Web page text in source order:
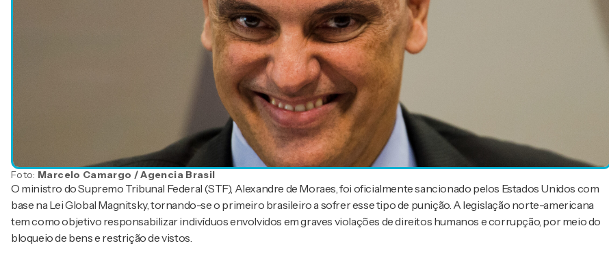
Foto: Marcelo Camargo / Agencia Brasil
O ministro do Supremo Tribunal Federal (STF), Alexandre de Moraes, foi oficialmente sancionado pelos Estados Unidos com
base na Lei Global Magnitsky, tornando-se o primeiro brasileiro a sofrer esse tipo de punição. A legislação norte-americana
tem como objetivo responsabilizar indivíduos envolvidos em graves violações de direitos humanos e corrupção, por meio do
bloqueio de bens e restrição de vistos.